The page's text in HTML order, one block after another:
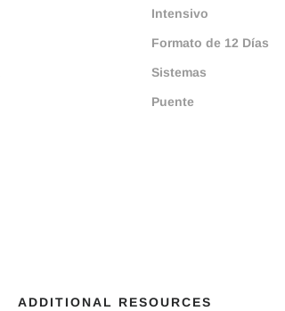
Intensivo
Formato de 12 Días
Sistemas
Puente
ADDITIONAL RESOURCES